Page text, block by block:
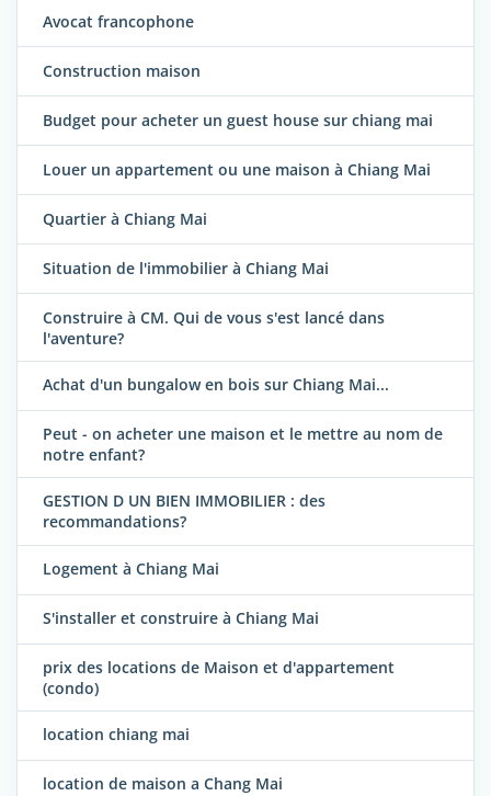
Avocat francophone
Construction maison
Budget pour acheter un guest house sur chiang mai
Louer un appartement ou une maison à Chiang Mai
Quartier à Chiang Mai
Situation de l'immobilier à Chiang Mai
Construire à CM. Qui de vous s'est lancé dans
l'aventure?
Achat d'un bungalow en bois sur Chiang Mai...
Peut - on acheter une maison et le mettre au nom de
notre enfant?
GESTION D UN BIEN IMMOBILIER : des
recommandations?
Logement à Chiang Mai
S'installer et construire à Chiang Mai
prix des locations de Maison et d'appartement
(condo)
location chiang mai
location de maison a Chang Mai